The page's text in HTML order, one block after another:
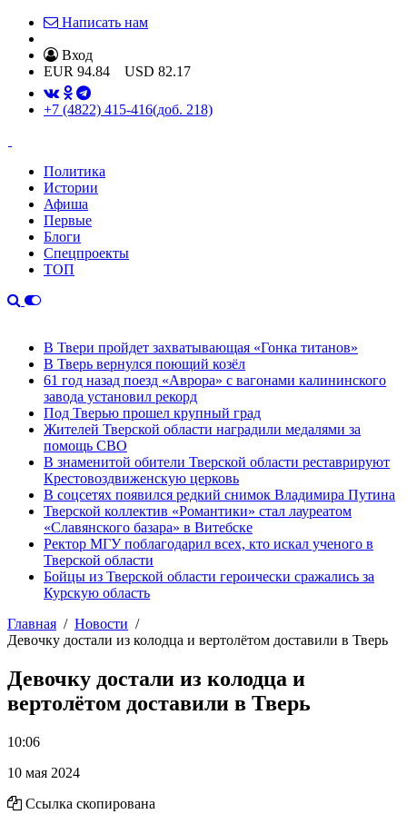
Написать нам
Вход
EUR 94.84 USD 82.17
+7 (4822) 415-416(доб. 218)
Политика
Истории
Афиша
Первые
Блоги
Спецпроекты
ТОП
В Твери пройдет захватывающая «Гонка титанов»
В Тверь вернулся поющий козёл
61 год назад поезд «Аврора» с вагонами калининского
завода установил рекорд
Под Тверью прошел крупный град
Жителей Тверской области наградили медалями за
помощь СВО
В знаменитой обители Тверской области реставрируют
Крестовоздвиженскую церковь
В соцсетях появился редкий снимок Владимира Путина
Тверской коллектив «Романтики» стал лауреатом
«Славянского базара» в Витебске
Ректор МГУ поблагодарил всех, кто искал ученого в
Тверской области
Бойцы из Тверской области героически сражались за
Курскую область
Главная
Новости
Девочку достали из колодца и вертолётом доставили в Тверь
Девочку достали из колодца и
вертолётом доставили в Тверь
10:06
10 мая 2024
Ссылка скопирована